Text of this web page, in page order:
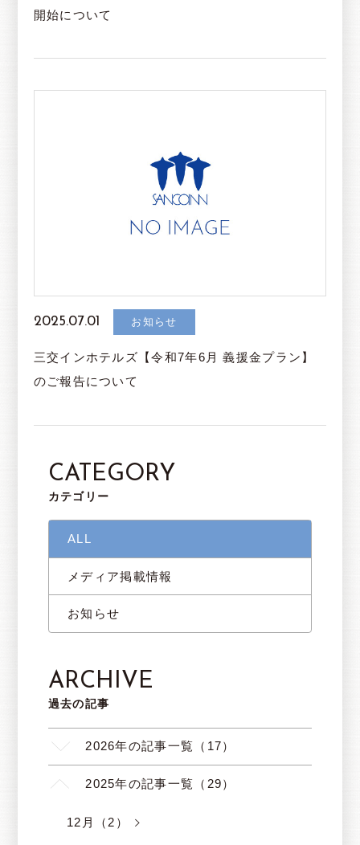
開始について
2025.07.01 お知らせ
三交インホテルズ【令和7年6月 義援金プラン】
のご報告について
CATEGORY
カテゴリー
ALL
メディア掲載情報
お知らせ
ARCHIVE
過去の記事
2026年の記事一覧（17）
2025年の記事一覧（29）
12月（2）